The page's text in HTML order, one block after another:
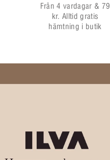
Från 4 vardagar & 79
kr. Alltid gratis
hämtning i butik